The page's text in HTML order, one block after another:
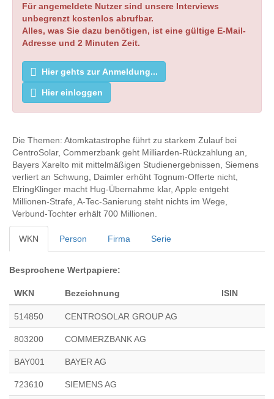
Für angemeldete Nutzer sind unsere Interviews
unbegrenzt kostenlos abrufbar.
Alles, was Sie dazu benötigen, ist eine gültige E-Mail-
Adresse und 2 Minuten Zeit.
Hier gehts zur Anmeldung...
Hier einloggen
Die Themen: Atomkatastrophe führt zu starkem Zulauf bei
CentroSolar, Commerzbank geht Milliarden-Rückzahlung an,
Bayers Xarelto mit mittelmäßigen Studienergebnissen, Siemens
verliert an Schwung, Daimler erhöht Tognum-Offerte nicht,
ElringKlinger macht Hug-Übernahme klar, Apple entgeht
Millionen-Strafe, A-Tec-Sanierung steht nichts im Wege,
Verbund-Tochter erhält 700 Millionen.
WKN Person Firma Serie
Besprochene Wertpapiere:
WKN Bezeichnung ISIN
514850 CENTROSOLAR GROUP AG
803200 COMMERZBANK AG
BAY001 BAYER AG
723610 SIEMENS AG